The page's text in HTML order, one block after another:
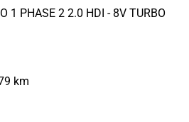
1 PHASE 2 2.0 HDI - 8V TURBO
km